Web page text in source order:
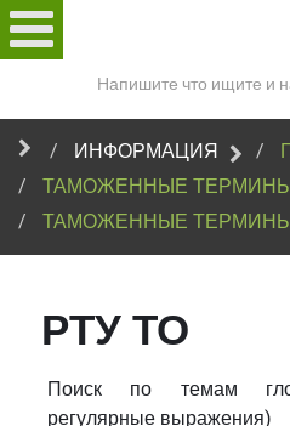
сайту
ИНФОРМАЦИЯ
ТАМОЖЕННЫЕ
ТАМОЖЕННЫЕ
РТУ ТО
Поиск по темам
регулярные выражения)